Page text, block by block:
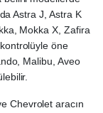
Astra J, Astra K
Mokka X, Zafira
öne
Malibu, Aveo
Chevrolet aracın